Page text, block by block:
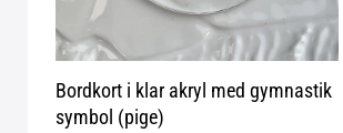
Bordkort i klar akryl med gymnastik
symbol (pige)